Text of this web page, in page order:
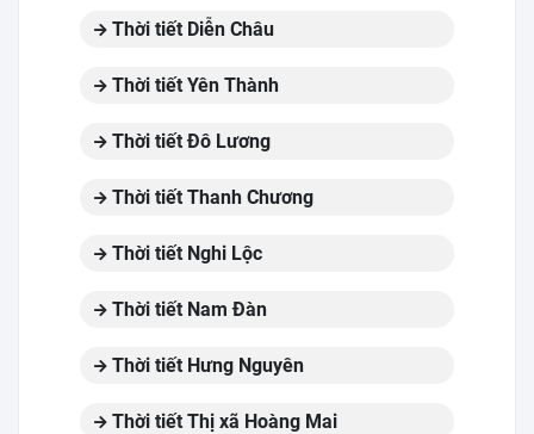
Thời tiết Diễn Châu
Thời tiết Yên Thành
Thời tiết Đô Lương
Thời tiết Thanh Chương
Thời tiết Nghi Lộc
Thời tiết Nam Đàn
Thời tiết Hưng Nguyên
Thời tiết Thị xã Hoàng Mai